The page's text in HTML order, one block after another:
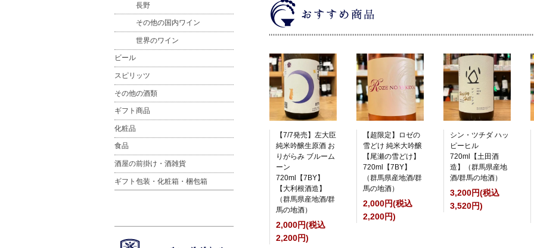
【7/7発売】左大臣
純米吟醸生原酒 お
りがらみ ブルーム
ーン
720ml【7BY】
【大利根酒造】
（群馬県産地酒/群
馬の地酒）
2,000円(税込
2,200円)
【超限定】ロゼの
雪どけ 純米大吟醸
【尾瀬の雪どけ】
720ml【7BY】
（群馬県産地酒/群
馬の地酒）
2,000円(税込
2,200円)
シン・ツチダ ハッ
ピーヒル
720ml【土田酒
造】（群馬県産地
酒/群馬の地酒）
3,200円(税込
3,520円)
長野
その他の国内ワイン
世界のワイン
ビール
スピリッツ
その他の酒類
ギフト商品
化粧品
食品
酒屋の前掛け・酒雑貨
ギフト包装・化粧箱・梱包箱